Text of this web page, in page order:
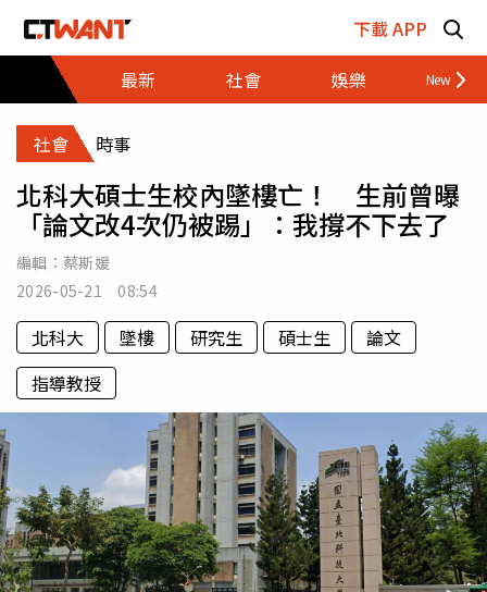
下載 APP
最新
社會 娛樂 財經
社會 時事
北科大碩士生校內墜樓亡！ 生前曾曝
「論文改4次仍被踢」：我撐不下去了
編輯： 蔡斯媛
2026-05-21 08:54
北科大 墜樓 研究生 碩士生
論文
指導教授